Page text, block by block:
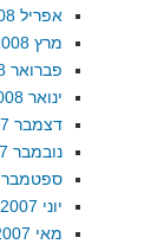
אפריל 2008
מרץ 2008
פברואר 2008
ינואר 2008
דצמבר 2007
נובמבר 2007
ספטמבר 2007
יוני 2007
מאי 2007